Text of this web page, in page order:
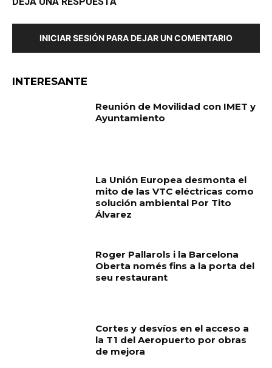
INICIAR SESIÓN PARA DEJAR UN COMENTARIO
INTERESANTE
Reunión de Movilidad con IMET y
Ayuntamiento
La Unión Europea desmonta el
mito de las VTC eléctricas como
solución ambiental Por Tito
Álvarez
Roger Pallarols i la Barcelona
Oberta només fins a la porta del
seu restaurant
Cortes y desvíos en el acceso a
la T1 del Aeropuerto por obras
de mejora